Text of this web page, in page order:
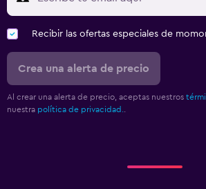
Recibir las ofertas especiales de
Crea una alerta de precio
Al crear una alerta de precio, aceptas nuestros
nuestra política de privacidad.